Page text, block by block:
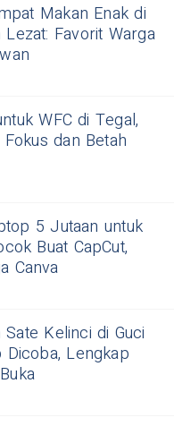
Makan Enak di
Favorit Warga
WFC di Tegal,
dan Betah
5 Jutaan untuk
Buat CapCut,
Canva
Kelinci di Guci
Lengkap